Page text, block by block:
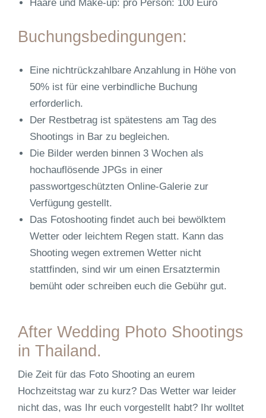
Haare und Make-up: pro Person: 100 Euro
Buchungsbedingungen:
Eine nichtrückzahlbare Anzahlung in Höhe von
50% ist für eine verbindliche Buchung
erforderlich.
Der Restbetrag ist spätestens am Tag des
Shootings in Bar zu begleichen.
Die Bilder werden binnen 3 Wochen als
hochauflösende JPGs in einer
passwortgeschützten Online-Galerie zur
Verfügung gestellt.
Das Fotoshooting findet auch bei bewölktem
Wetter oder leichtem Regen statt. Kann das
Shooting wegen extremen Wetter nicht
stattfinden, sind wir um einen Ersatztermin
bemüht oder schreiben euch die Gebühr gut.
After Wedding Photo Shootings
in Thailand.
Die Zeit für das Foto Shooting an eurem
Hochzeitstag war zu kurz? Das Wetter war leider
nicht das, was Ihr euch vorgestellt habt? Ihr wolltet